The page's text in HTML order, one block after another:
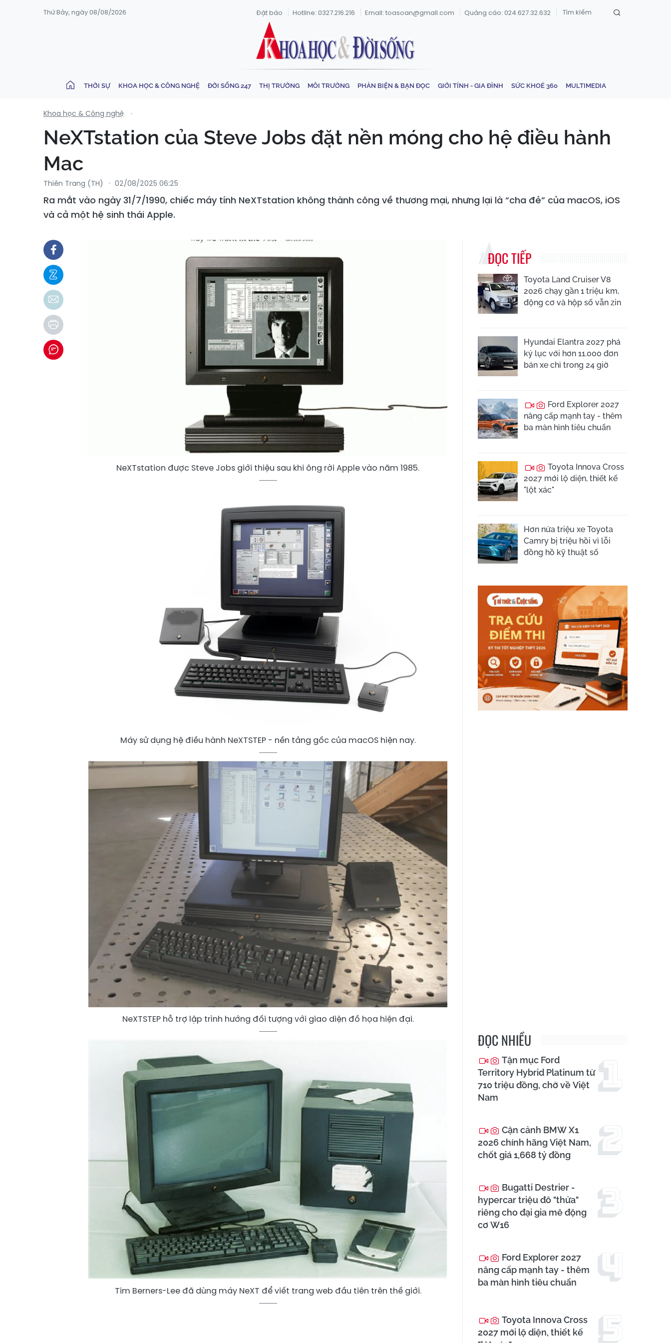
Thứ Bảy, ngày 08/08/2026 Đặt báo Hotline: 0327.216.216 Email: toasoan@gmail.com Quảng cáo: 024.627.32.632
THỜI SỰ KHOA HỌC & CÔNG NGHỆ ĐỜI SỐNG 247 THỊ TRƯỜNG MÔI TRƯỜNG PHẢN BIỆN & BẠN ĐỌC GIỚI TÍNH - GIA ĐÌNH SỨC KHOẺ 360 MULTIMEDIA
Khoa học & Công nghệ
NeXTstation của Steve Jobs đặt nền móng cho hệ điều hành
Mac
Thiên Trang (TH) 02/08/2025 06:25
Ra mắt vào ngày 31/7/1990, chiếc máy tính NeXTstation không thành công về thương mại, nhưng lại là “cha đẻ” của macOS, iOS
và cả một hệ sinh thái Apple.
NeXTstation được Steve Jobs giới thiệu sau khi ông rời Apple vào năm 1985.
Máy sử dụng hệ điều hành NeXTSTEP - nền tảng gốc của macOS hiện nay.
NeXTSTEP hỗ trợ lập trình hướng đối tượng với giao diện đồ họa hiện đại.
Tim Berners-Lee đã dùng máy NeXT để viết trang web đầu tiên trên thế giới.
ĐỌC TIẾP
Toyota Land Cruiser V8
2026 chạy gần 1 triệu km,
động cơ và hộp số vẫn zin
Hyundai Elantra 2027 phá
kỷ lục với hơn 11.000 đơn
bán xe chỉ trong 24 giờ
Ford Explorer 2027
nâng cấp mạnh tay - thêm
ba màn hình tiêu chuẩn
Toyota Innova Cross
2027 mới lộ diện, thiết kế
"lột xác"
Hơn nửa triệu xe Toyota
Camry bị triệu hồi vì lỗi
đồng hồ kỹ thuật số
ĐỌC NHIỀU
Tận mục Ford
Territory Hybrid Platinum từ
710 triệu đồng, chờ về Việt
Nam
Cận cảnh BMW X1
2026 chính hãng Việt Nam,
chốt giá 1,668 tỷ đồng
Bugatti Destrier -
hypercar triệu đô "thửa"
riêng cho đại gia mê động
cơ W16
Ford Explorer 2027
nâng cấp mạnh tay - thêm
ba màn hình tiêu chuẩn
Toyota Innova Cross
2027 mới lộ diện, thiết kế